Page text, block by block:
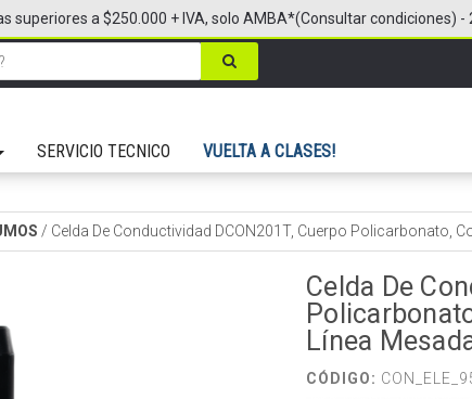
SERVICIO TECNICO VUELTA A CLASES!
superiores a $250.000 + IVA, solo AMBA*(Consultar condiciones)
/ Celda De Conductividad DCON201T, Cuerpo Policarbonato,
Celda De
Línea
CÓDIGO: